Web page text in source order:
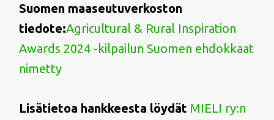
Suomen maaseutuverkoston
tiedote:Agricultural & Rural Inspiration
Awards 2024 -kilpailun Suomen ehdokkaat
nimetty
Lisätietoa hankkeesta löydät MIELI ry:n